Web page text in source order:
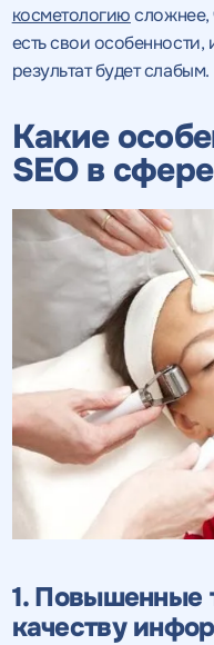
косметологиюсложнее,
есть свои особенности,
результат будет слабым.
Какие
SEO в
1. Повышенные
качеству